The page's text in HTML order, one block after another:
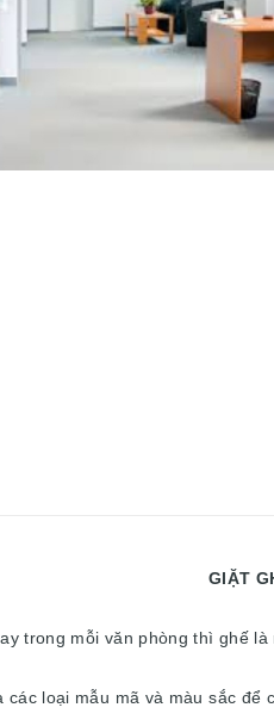
GHẾ VĂN PHÒNG
trong mỗi văn phòng thì ghế
các loại mẫu mã và màu sắc để